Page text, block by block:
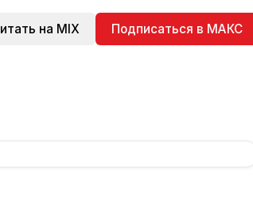
на MIX Подписаться в МАКС